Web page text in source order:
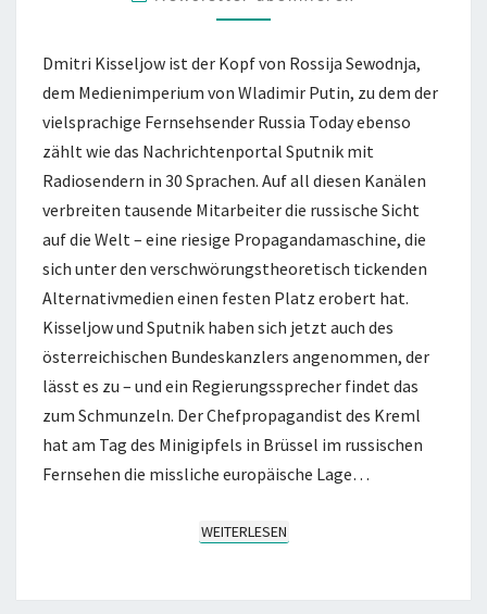
Dmitri Kisseljow ist der Kopf von Rossija Sewodnja,
dem Medienimperium von Wladimir Putin, zu dem der
vielsprachige Fernsehsender Russia Today ebenso
zählt wie das Nachrichtenportal Sputnik mit
Radiosendern in 30 Sprachen. Auf all diesen Kanälen
verbreiten tausende Mitarbeiter die russische Sicht
auf die Welt – eine riesige Propagandamaschine, die
sich unter den verschwörungstheoretisch tickenden
Alternativmedien einen festen Platz erobert hat.
Kisseljow und Sputnik haben sich jetzt auch des
österreichischen Bundeskanzlers angenommen, der
lässt es zu – und ein Regierungssprecher findet das
zum Schmunzeln. Der Chefpropagandist des Kreml
hat am Tag des Minigipfels in Brüssel im russischen
Fernsehen die missliche europäische Lage…
WEITERLESENWEITERLESEN